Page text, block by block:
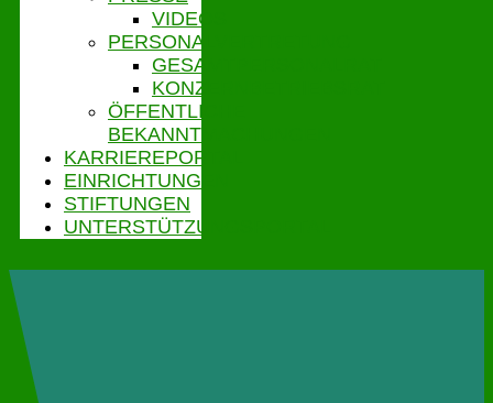
VIDEOS
PERSONALVERTRETUNG
GESAMTPERSONALRAT
KONZERNBETRIEBSRAT
ÖFFENTLICHE
BEKANNTMACHUNGEN
KARRIEREPORTAL
EINRICHTUNGEN
STIFTUNGEN
UNTERSTÜTZUNGSPORTAL